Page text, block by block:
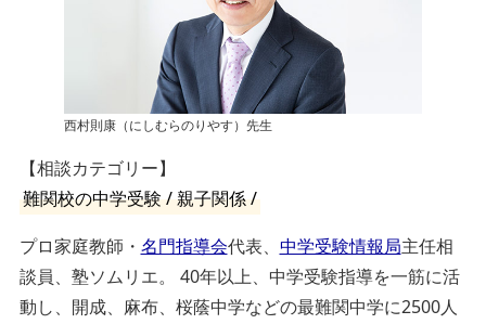
西村則康（にしむらのりやす）先生
【相談カテゴリー】
難関校の中学受験 / 親子関係 /
プロ家庭教師・ 名門指導会代表、 中学受験情報局主任相
談員、塾ソムリエ。 40年以上、中学受験指導を一筋に活
動し、開成、麻布、桜蔭中学などの最難関中学に2500人